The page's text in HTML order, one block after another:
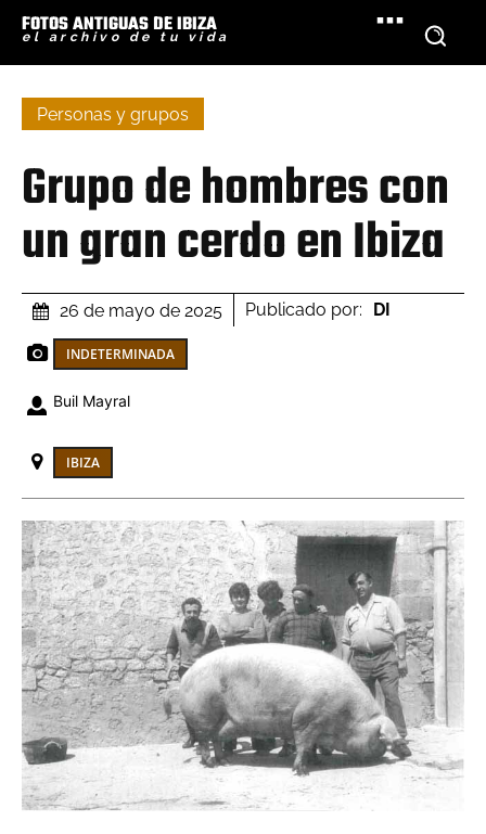
FOTOS ANTIGUAS DE IBIZA
el archivo de tu vida
Personas y grupos
Grupo de hombres con
un gran cerdo en Ibiza
26 de mayo de 2025 Publicado por: DI
INDETERMINADA
Buil Mayral
IBIZA